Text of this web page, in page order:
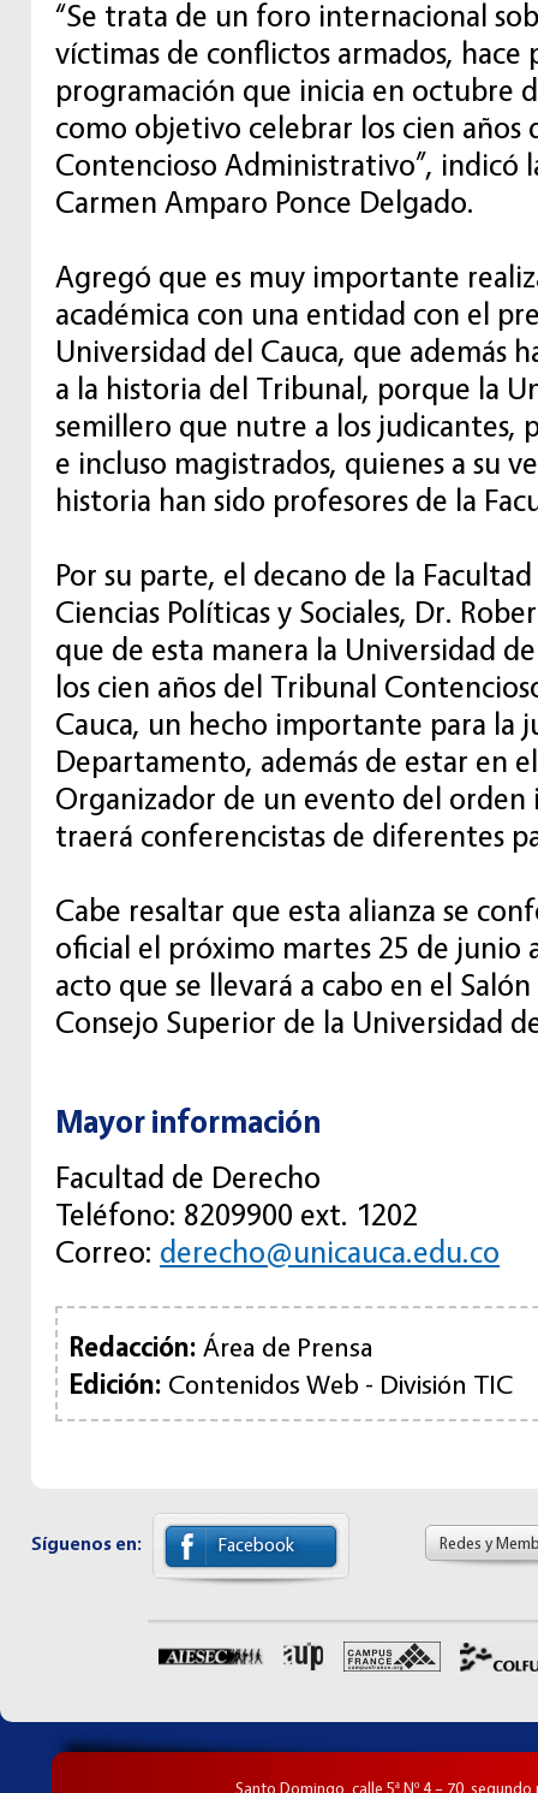
“Se trata de un foro internacional
víctimas de conflictos armados, hace
programación que inicia en octubre
como objetivo celebrar los cien años
Contencioso Administrativo”, indicó
Carmen Amparo Ponce Delgado.
Agregó que es muy importante
académica con una entidad con el
Universidad del Cauca, que además
a la historia del Tribunal, porque la
semillero que nutre a los judicantes,
e incluso magistrados, quienes a su
historia han sido profesores de la
Por su parte, el decano de la
Ciencias Políticas y Sociales, Dr.
que de esta manera la Universidad
los cien años del Tribunal
Cauca, un hecho importante para la
Departamento, además de estar en
Organizador de un evento del
traerá conferencistas de diferentes
Cabe resaltar que esta alianza se
oficial el próximo martes 25 de junio
acto que se llevará a cabo en el
Consejo Superior de la Universidad
Mayor información
Facultad de Derecho
Teléfono: 8209900 ext. 1202
Correo: derecho@unicauca.edu.co
Redacción: Área de Prensa
Edición: Contenidos Web - División TIC
Síguenos en: Facebook Redes y
Santo Domingo, calle 5ª Nº 4 – 70,